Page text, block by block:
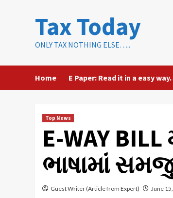
Tax Today
ONLY TAX NOTHING ELSE…..
Home E Paper: Read it in a easy
Top News
E-WAY
ભાષામાં
Guest Writer (Article from Expert) June